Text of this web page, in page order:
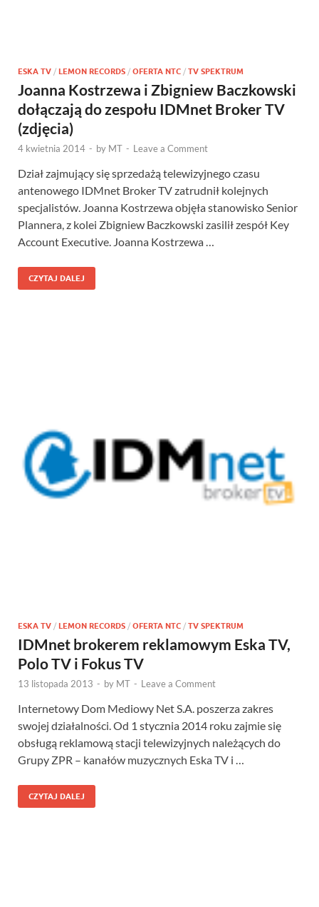
ESKA TV / LEMON RECORDS / OFERTA NTC / TV SPEKTRUM
Joanna Kostrzewa i Zbigniew Baczkowski
dołączają do zespołu IDMnet Broker TV
(zdjęcia)
4 kwietnia 2014 - by MT - Leave a Comment
Dział zajmujący się sprzedażą telewizyjnego czasu
antenowego IDMnet Broker TV zatrudnił kolejnych
specjalistów. Joanna Kostrzewa objęła stanowisko Senior
Plannera, z kolei Zbigniew Baczkowski zasilił zespół Key
Account Executive. Joanna Kostrzewa …
CZYTAJ DALEJ
ESKA TV / LEMON RECORDS / OFERTA NTC / TV SPEKTRUM
IDMnet brokerem reklamowym Eska TV,
Polo TV i Fokus TV
13 listopada 2013 - by MT - Leave a Comment
Internetowy Dom Mediowy Net S.A. poszerza zakres
swojej działalności. Od 1 stycznia 2014 roku zajmie się
obsługą reklamową stacji telewizyjnych należących do
Grupy ZPR – kanałów muzycznych Eska TV i …
CZYTAJ DALEJ